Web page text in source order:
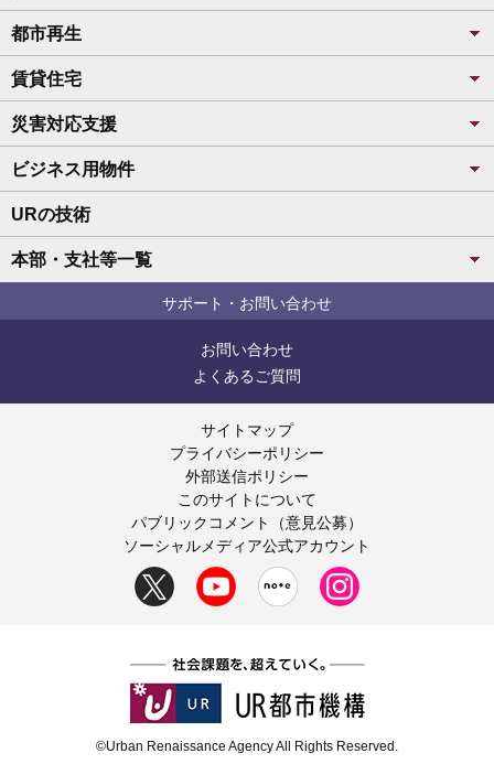
都市再生
賃貸住宅
災害対応支援
ビジネス用物件
URの技術
本部・支社等一覧
サポート・お問い合わせ
お問い合わせ
よくあるご質問
サイトマップ
プライバシーポリシー
外部送信ポリシー
このサイトについて
パブリックコメント（意見公募）
ソーシャルメディア公式アカウント
©Urban Renaissance Agency All Rights Reserved.